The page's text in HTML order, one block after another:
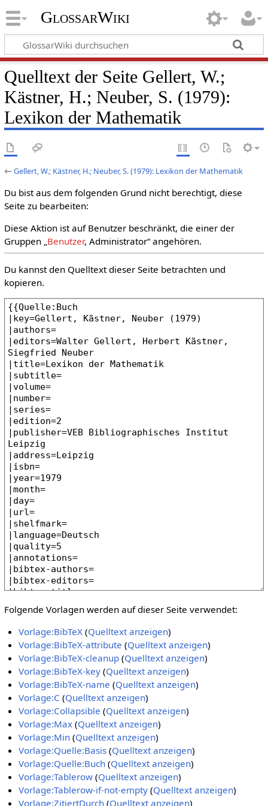
GlossarWiki
Quelltext der Seite Gellert, W.;
Kästner, H.; Neuber, S. (1979):
Lexikon der Mathematik
←Gellert, W.; Kästner, H.; Neuber, S. (1979): Lexikon der Mathematik
Du bist aus dem folgenden Grund nicht berechtigt, diese
Seite zu bearbeiten:
Diese Aktion ist auf Benutzer beschränkt, die einer der
Gruppen „Benutzer, Administrator“ angehören.
Du kannst den Quelltext dieser Seite betrachten und
kopieren.
Folgende Vorlagen werden auf dieser Seite verwendet:
Vorlage:BibTeX (Quelltext anzeigen)
Vorlage:BibTeX-attribute (Quelltext anzeigen)
Vorlage:BibTeX-cleanup (Quelltext anzeigen)
Vorlage:BibTeX-key (Quelltext anzeigen)
Vorlage:BibTeX-name (Quelltext anzeigen)
Vorlage:C (Quelltext anzeigen)
Vorlage:Collapsible (Quelltext anzeigen)
Vorlage:Max (Quelltext anzeigen)
Vorlage:Min (Quelltext anzeigen)
Vorlage:Quelle:Basis (Quelltext anzeigen)
Vorlage:Quelle:Buch (Quelltext anzeigen)
Vorlage:Tablerow (Quelltext anzeigen)
Vorlage:Tablerow-if-not-empty (Quelltext anzeigen)
Vorlage:ZitiertDurch (Quelltext anzeigen)